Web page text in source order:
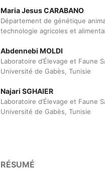
Maria Jesus CARABANO
Département de génétique
technologie agricoles et
Abdennebi MOLDI
Laboratoire d’Élevage et Faune
Université de Gabès, Tunisie
Najari SGHAIER
Laboratoire d’Élevage et Faune
Université de Gabès, Tunisie
RÉSUMÉ